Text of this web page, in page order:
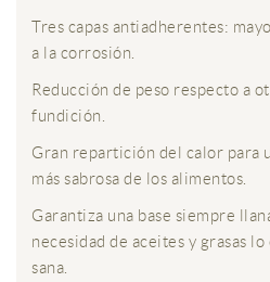
Tres capas antiadherentes:
a la corrosión.
Reducción de peso respecto a
fundición.
Gran repartición del calor para
más sabrosa de los alimentos.
Garantiza una base siempre
necesidad de aceites y grasas
sana.